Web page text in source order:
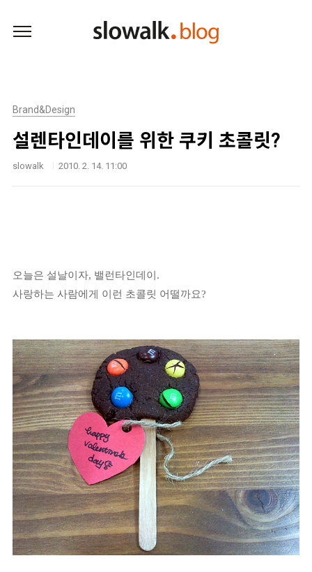
Brand&Design
설렌타인데이를 위한 쿠키 초콜릿?
slowalk 2010. 2. 14. 11:00
오늘은 설날이자, 밸런타인데이.
사랑하는 사람에게 이런 초콜릿 어떨까요?